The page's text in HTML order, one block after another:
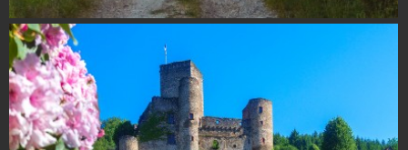
Les Plus Beaux Villages de
France
Les villages de caractère
Le Pays des Bastides du
Rouergue
Les Villes et Pays d'art et